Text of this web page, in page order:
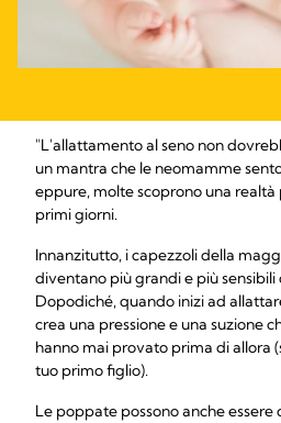
"L'allattamento al seno non
un mantra che le neomamme
eppure, molte scoprono una
primi giorni.
Innanzitutto, i capezzoli della
diventano più grandi e più
Dopodiché, quando inizi ad
crea una pressione e una suzione
hanno mai provato prima di allora
tuo primo figlio).
Le poppate possono anche